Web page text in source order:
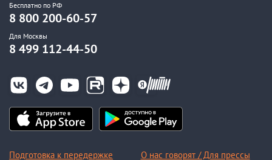
Бесплатно по РФ
8 800 200-60-57
Для Москвы
8 499 112-44-50
Подготовка к передержке О нас говорят / Для прессы